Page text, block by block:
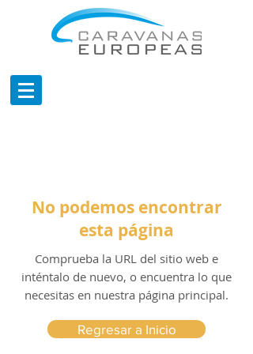
No podemos encontrar
esta página
Comprueba la URL del sitio web e
inténtalo de nuevo, o encuentra lo que
necesitas en nuestra página principal.
Regresar a Inicio